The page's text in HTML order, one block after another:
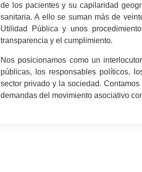
de los pacientes y su capilaridad
sanitaria. A ello se suman más de
Utilidad Pública y unos
transparencia y el cumplimiento.
Nos posicionamos como un
públicas, los responsables políticos,
sector privado y la sociedad.
demandas del movimiento asociativo